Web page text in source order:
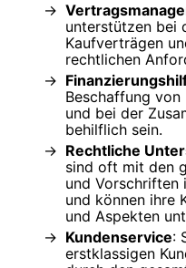
unterstützen bei
Kaufverträgen
rechtlichen
Beschaffung
und bei der
behilflich sein.
Rechtliche
sind oft mit den
und Vorschriften
und können ihre
und Aspekten
Kundenservice:
erstklassigen